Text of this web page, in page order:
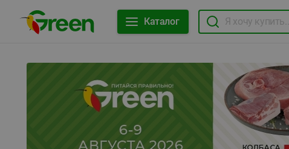
Каталог